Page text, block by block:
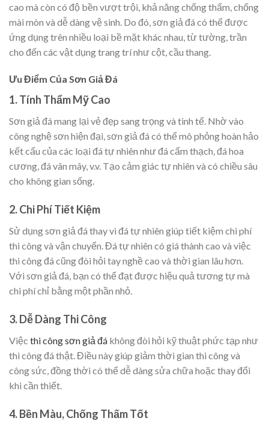
cao mà còn có độ bền vượt trội, khả năng chống thấm, chống
mài mòn và dễ dàng vệ sinh. Do đó, sơn giả đá có thể được
ứng dụng trên nhiều loại bề mặt khác nhau, từ tường, trần
cho đến các vật dụng trang trí như cột, cầu thang.
Ưu Điểm Của Sơn Giả Đá
1.Tính Thẩm Mỹ Cao
Sơn giả đá mang lại vẻ đẹp sang trọng và tinh tế. Nhờ vào
công nghệ sơn hiện đại, sơn giả đá có thể mô phỏng hoàn hảo
kết cấu của các loại đá tự nhiên như đá cẩm thạch, đá hoa
cương, đá vân mây, v.v. Tạo cảm giác tự nhiên và có chiều sâu
cho không gian sống.
2.Chi Phí Tiết Kiệm
Sử dụng sơn giả đá thay vì đá tự nhiên giúp tiết kiệm chi phí
thi công và vận chuyển. Đá tự nhiên có giá thành cao và việc
thi công đá cũng đòi hỏi tay nghề cao và thời gian lâu hơn.
Với sơn giả đá, bạn có thể đạt được hiệu quả tương tự mà
chi phí chỉ bằng một phần nhỏ.
3.Dễ Dàng Thi Công
Việc thi công sơn giả đá không đòi hỏi kỹ thuật phức tạp như
thi công đá thật. Điều này giúp giảm thời gian thi công và
công sức, đồng thời có thể dễ dàng sửa chữa hoặc thay đổi
khi cần thiết.
4.Bền Màu, Chống Thấm Tốt